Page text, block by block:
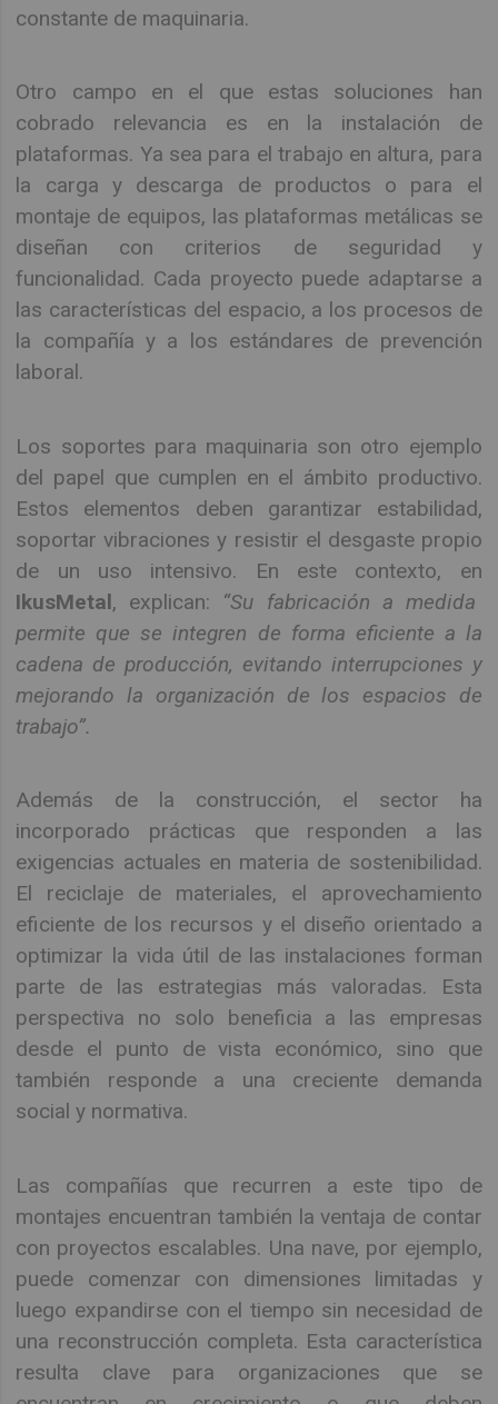
constante de maquinaria.
Otro campo en el que estas soluciones han
cobrado relevancia es en la instalación de
plataformas. Ya sea para el trabajo en altura, para
la carga y descarga de productos o para el
montaje de equipos, las plataformas metálicas se
diseñan con criterios de seguridad y
funcionalidad. Cada proyecto puede adaptarse a
las características del espacio, a los procesos de
la compañía y a los estándares de prevención
laboral.
Los soportes para maquinaria son otro ejemplo
del papel que cumplen en el ámbito productivo.
Estos elementos deben garantizar estabilidad,
soportar vibraciones y resistir el desgaste propio
de un uso intensivo. En este contexto, en
IkusMetal, explican: “Su fabricación a medida
permite que se integren de forma eficiente a la
cadena de producción, evitando interrupciones y
mejorando la organización de los espacios de
trabajo”.
Además de la construcción, el sector ha
incorporado prácticas que responden a las
exigencias actuales en materia de sostenibilidad.
El reciclaje de materiales, el aprovechamiento
eficiente de los recursos y el diseño orientado a
optimizar la vida útil de las instalaciones forman
parte de las estrategias más valoradas. Esta
perspectiva no solo beneficia a las empresas
desde el punto de vista económico, sino que
también responde a una creciente demanda
social y normativa.
Las compañías que recurren a este tipo de
montajes encuentran también la ventaja de contar
con proyectos escalables. Una nave, por ejemplo,
puede comenzar con dimensiones limitadas y
luego expandirse con el tiempo sin necesidad de
una reconstrucción completa. Esta característica
resulta clave para organizaciones que se